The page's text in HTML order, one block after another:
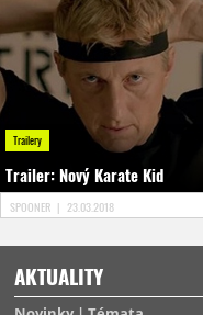
Trailery
Trailer: Nový Karate Kid
SPOONER | 23.03.2018
AKTUALITY